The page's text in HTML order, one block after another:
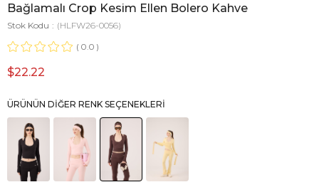
Bağlamalı Crop Kesim Ellen Bolero Kahve
Stok Kodu
(HLFW26-0056)
0.0
$22.22
ÜRÜNÜN DIĞER RENK SEÇENEKLERI